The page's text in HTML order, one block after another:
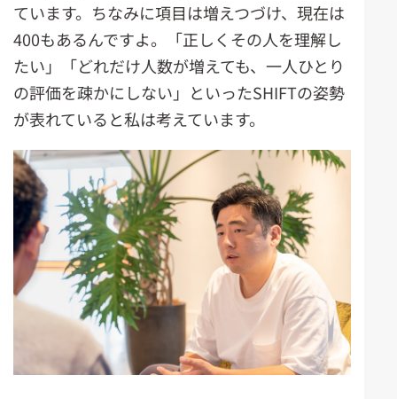
ています。ちなみに項目は増えつづけ、現在は
400もあるんですよ。「正しくその人を理解し
たい」「どれだけ人数が増えても、一人ひとり
の評価を疎かにしない」といったSHIFTの姿勢
が表れていると私は考えています。